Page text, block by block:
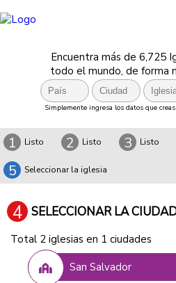
Encuentra más de 6,725
todo el mundo, de forma
Simplemente ingresa los datos que
1 Listo 2 Listo 3 Listo
5 Seleccionar la iglesia
4 SELECCIONAR LA
Total 2 iglesias en 1 ciudades
San Salvador